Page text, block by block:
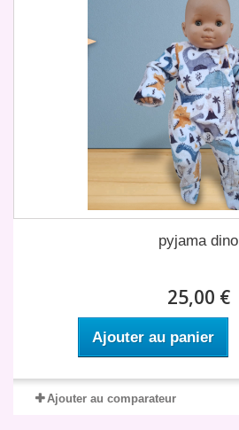
pyjama dino
25,00 €
Ajouter au panier
Ajouter au comparateur